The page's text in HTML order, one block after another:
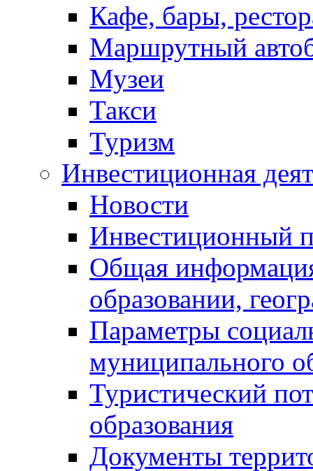
Кафе, бары,
Маршрутный
Музеи
Такси
Туризм
Инвестиционная
Новости
Инвестиционный
Общая
образовании,
Параметры
муниципального
Туристический
образования
Документы